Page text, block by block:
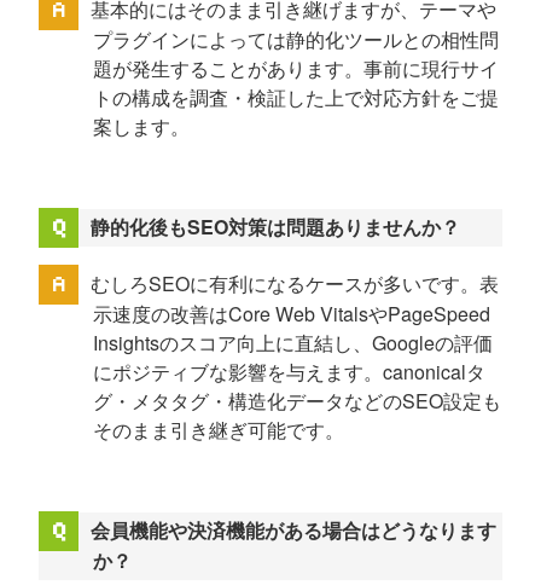
基本的にはそのまま引き継げますが、テーマや
プラグインによっては静的化ツールとの相性問
題が発生することがあります。事前に現行サイ
トの構成を調査・検証した上で対応方針をご提
案します。
静的化後もSEO対策は問題ありませんか？
むしろSEOに有利になるケースが多いです。表
示速度の改善はCore Web VitalsやPageSpeed
Insightsのスコア向上に直結し、Googleの評価
にポジティブな影響を与えます。canonicalタ
グ・メタタグ・構造化データなどのSEO設定も
そのまま引き継ぎ可能です。
会員機能や決済機能がある場合はどうなります
か？